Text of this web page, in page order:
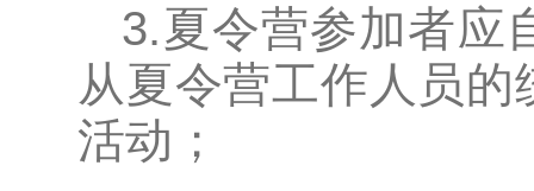
3.夏令营参加者应
从夏令营工作人员
活动；